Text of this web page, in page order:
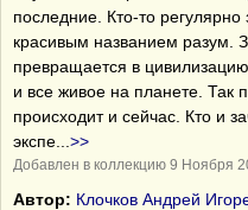
последние. Кто-то
красивым названием разум.
превращается в
и все живое на планете. Так
происходит и сейчас. Кто и
экспе
>>
Добавлен в коллекцию 9 Ноября
Автор: Клочков Андрей